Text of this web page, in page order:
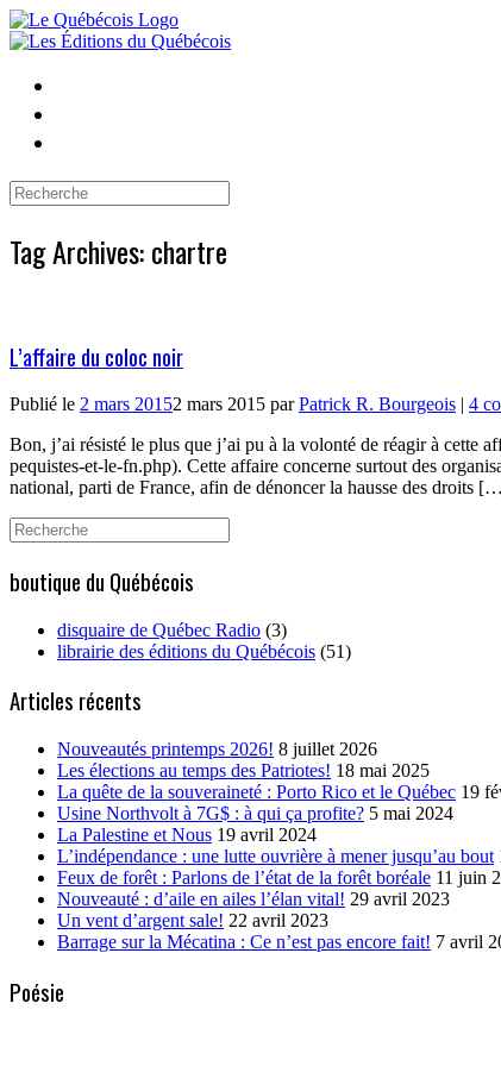
Skip
to
Search
Tag Archives:chartre
L’affaire du coloc noir
Publié le 2 mars 20152 mars 2015 parPatrick R. Bourgeois | 4
Bon, j’ai résisté le plus que j’ai pu à la volonté de réagir à
pequistes-et-le-fn.php). Cette affaire concerne surtout des
national, parti de France, afin de dénoncer la hausse des droits
Search
for:
boutique du Québécois
disquaire de Québec Radio (3)
librairie des éditions du Québécois (51)
Articles récents
Nouveautés printemps 2026! 8 juillet 2026
Les élections au temps des Patriotes! 18 mai 2025
La quête de la souveraineté : Porto Rico et le Québec 19
Usine Northvolt à 7G$ : à qui ça profite? 5 mai 2024
La Palestine et Nous 19 avril 2024
L’indépendance : une lutte ouvrière à mener jusqu’au bout
Feux de forêt : Parlons de l’état de la forêt boréale 11 juin
Nouveauté : d’aile en ailes l’élan vital! 29 avril 2023
Un vent d’argent sale! 22 avril 2023
Barrage sur la Mécatina : Ce n’est pas encore fait! 7 avril
Poésie